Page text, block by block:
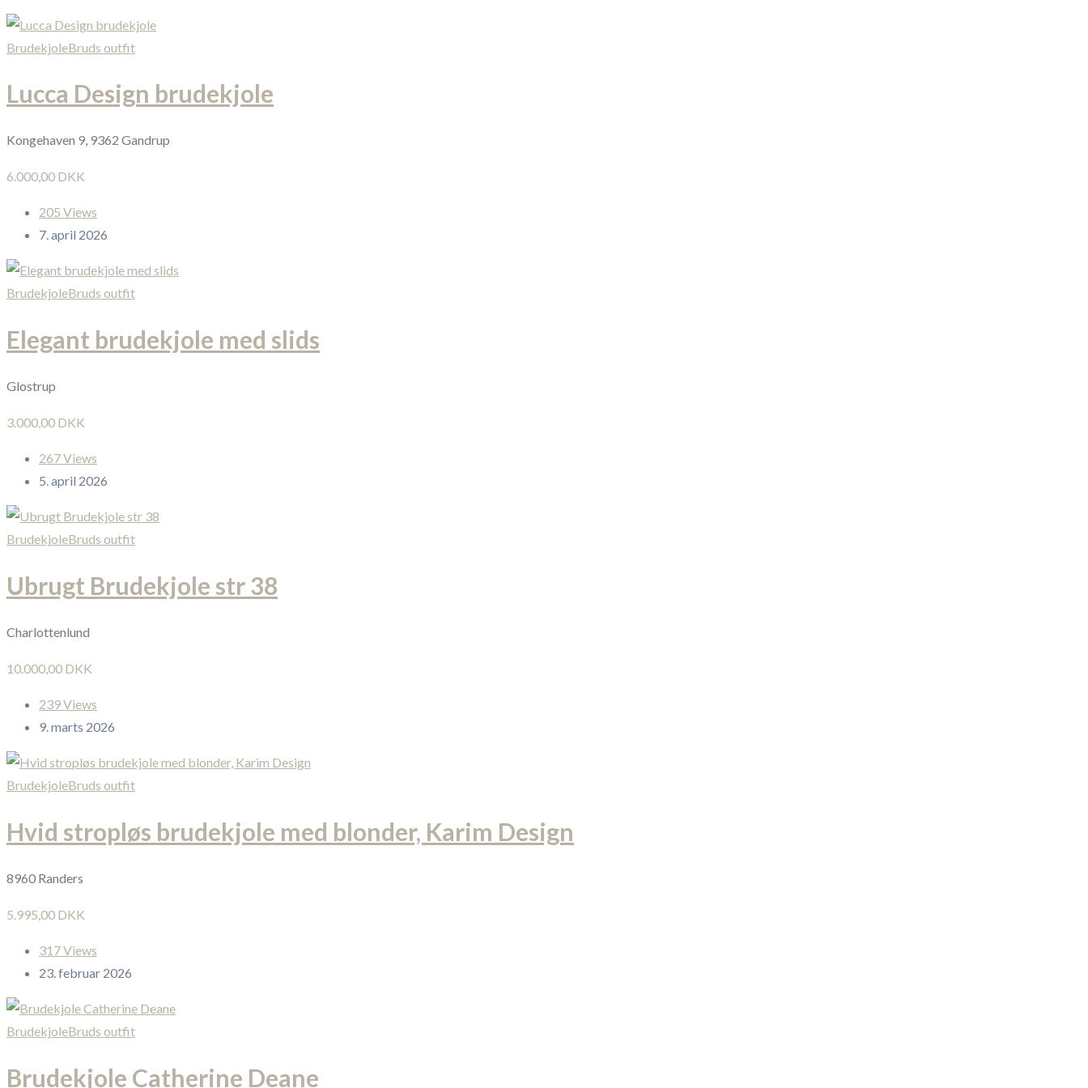
BrudekjoleBruds outfit
Lucca Design brudekjole
Kongehaven 9, 9362 Gandrup
6.000,00 DKK
205 Views
7. april 2026
BrudekjoleBruds outfit
Elegant brudekjole med slids
Glostrup
3.000,00 DKK
267 Views
5. april 2026
BrudekjoleBruds outfit
Ubrugt Brudekjole str 38
Charlottenlund
10.000,00 DKK
239 Views
9. marts 2026
BrudekjoleBruds outfit
Hvid stropløs brudekjole med blonder, Karim Design
8960 Randers
5.995,00 DKK
317 Views
23. februar 2026
BrudekjoleBruds outfit
Brudekjole Catherine Deane